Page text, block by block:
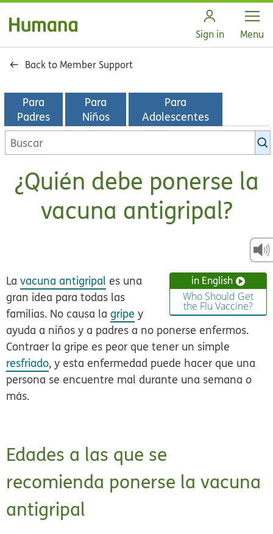
Sign in Open
Menu
Back to Member Support
Para
Padres
Para
Niños
Para
Adolescentes
Buscar
en
biblioteca
de
KidsHealth
¿Quién debe ponerse la
vacuna antigripal?
in English
Who Should Get
the Flu Vaccine?
Lavacuna antigripal es una
gran idea para todas las
familias. No causa lagripe y
ayuda a niños y a padres a no ponerse enfermos.
Contraer la gripe es peor que tener un simple
resfriado, y esta enfermedad puede hacer que una
persona se encuentre mal durante una semana o
más.
Edades a las que se
recomienda ponerse la vacuna
antigripal